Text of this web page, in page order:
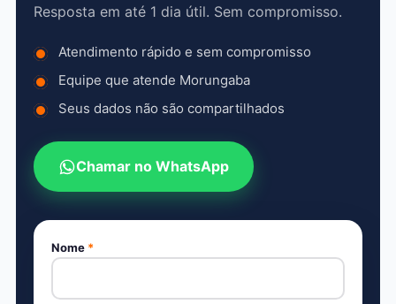
Resposta em até 1 dia útil. Sem compromisso.
Atendimento rápido e sem compromisso
Equipe que atende Morungaba
Seus dados não são compartilhados
Chamar no WhatsApp
Nome *